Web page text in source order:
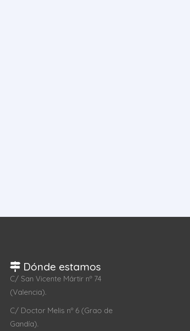
Dónde estamos
C/ San Vicente Mártir nº 74
(Valencia).
C/ Doctor Melis nº 6 (Grao de
Gandía).